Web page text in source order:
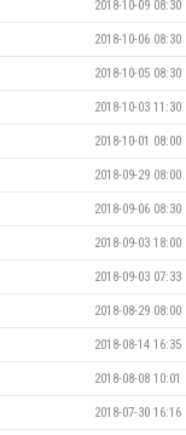
2018-10-09 08:30
2018-10-06 08:30
2018-10-05 08:30
2018-10-03 11:30
2018-10-01 08:00
2018-09-29 08:00
2018-09-06 08:30
2018-09-03 18:00
2018-09-03 07:33
2018-08-29 08:00
2018-08-14 16:35
2018-08-08 10:01
2018-07-30 16:16